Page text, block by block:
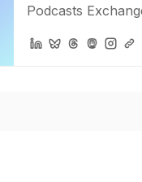
Podcasts